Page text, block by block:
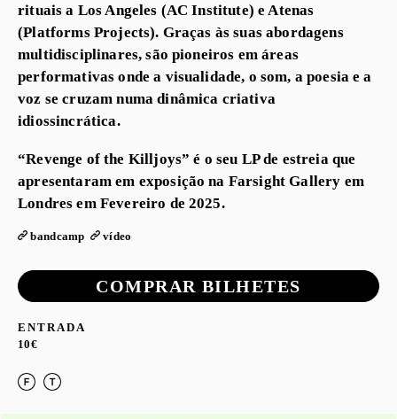
rituais a Los Angeles (AC Institute) e Atenas
(Platforms Projects). Graças às suas abordagens
multidisciplinares, são pioneiros em áreas
performativas onde a visualidade, o som, a poesia e a
voz se cruzam numa dinâmica criativa
idiossincrática.
“Revenge of the Killjoys” é o seu LP de estreia que
apresentaram em exposição na Farsight Gallery em
Londres em Fevereiro de 2025.
bandcamp vídeo
COMPRAR BILHETES
ENTRADA
10€